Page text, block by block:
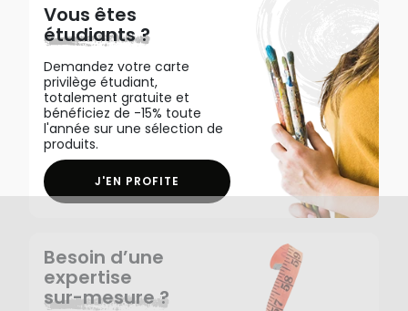
Vous êtes
étudiants ?
Demandez votre carte
privilège étudiant,
totalement gratuite et
bénéficiez de -15% toute
l'année sur une sélection de
produits.
J'EN PROFITE
Besoin d’une
expertise
sur-mesure ?